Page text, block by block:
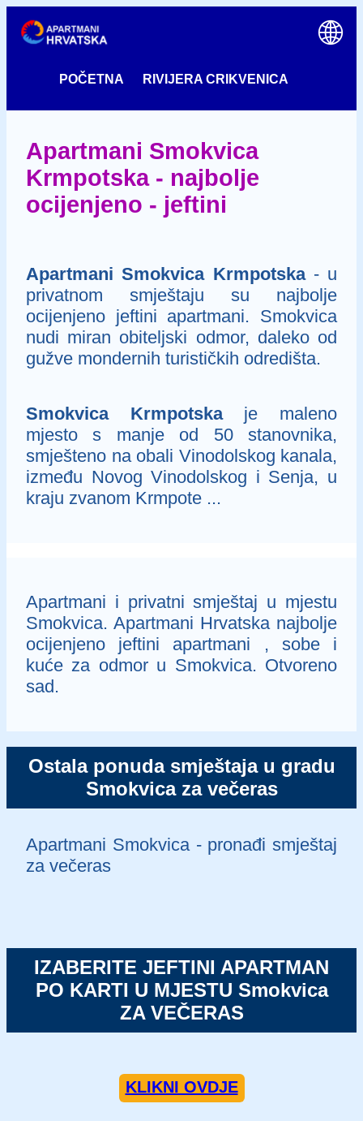
POČETNA RIVIJERA CRIKVENICA
Apartmani Smokvica
Krmpotska - najbolje
ocijenjeno - jeftini
Apartmani Smokvica Krmpotska- u
privatnom smještaju su najbolje
ocijenjeno jeftini apartmani. Smokvica
nudi miran obiteljski odmor, daleko od
gužve mondernih turističkih odredišta.
Smokvica Krmpotskaje maleno
mjesto s manje od 50 stanovnika,
smješteno na obali Vinodolskog kanala,
između Novog Vinodolskog i Senja, u
kraju zvanom Krmpote ...
Apartmani i privatni smještaj u mjestu
Smokvica. Apartmani Hrvatska najbolje
ocijenjeno jeftini apartmani , sobe i
kuće za odmor u Smokvica. Otvoreno
sad.
Ostala ponuda smještaja u gradu
Smokvica za večeras
Apartmani Smokvica - pronađi smještaj
za večeras
IZABERITE JEFTINI APARTMAN
PO KARTI U MJESTU Smokvica
ZA VEČERAS
KLIKNI OVDJE